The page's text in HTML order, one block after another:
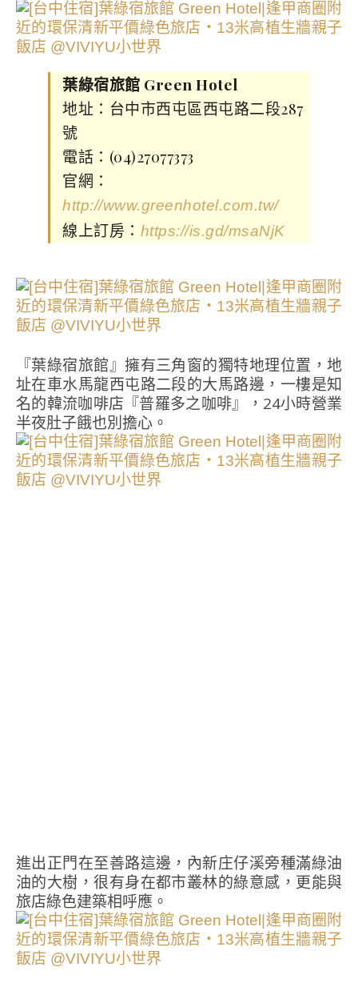
葉綠宿旅館 Green Hotel
地址：台中市西屯區西屯路二段287
號
電話：(04)27077373
官網：
http://www.greenhotel.com.tw/
線上訂房： https://is.gd/msaNjK
『葉綠宿旅館』擁有三角窗的獨特地理位置，地
址在車水馬龍西屯路二段的大馬路邊，一樓是知
名的韓流咖啡店『普羅多之咖啡』，24小時營業
半夜肚子餓也別擔心。
進出正門在至善路這邊，內新庄仔溪旁種滿綠油
油的大樹，很有身在都市叢林的綠意感，更能與
旅店綠色建築相呼應。